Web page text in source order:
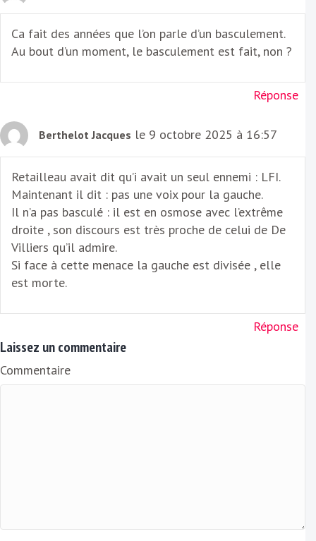
Ca fait des années que l’on parle d’un basculement.
Au bout d’un moment, le basculement est fait, non ?
Réponse
Berthelot Jacques le 9 octobre 2025 à 16:57
Retailleau avait dit qu’i avait un seul ennemi : LFI.
Maintenant il dit : pas une voix pour la gauche.
Il n’a pas basculé : il est en osmose avec l’extrême
droite , son discours est très proche de celui de De
Villiers qu’il admire.
Si face à cette menace la gauche est divisée , elle
est morte.
Réponse
Laissez un commentaire
Commentaire